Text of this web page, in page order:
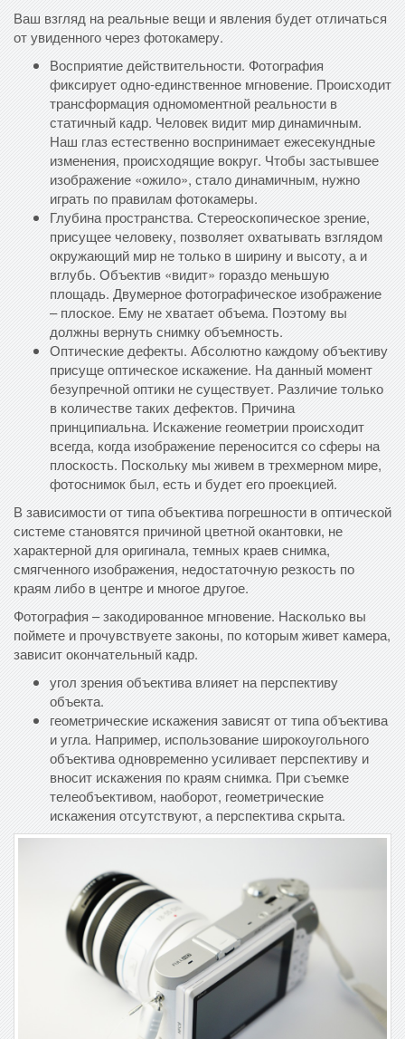
Ваш взгляд на реальные вещи и явления будет отличаться
от увиденного через фотокамеру.
Восприятие действительности. Фотография
фиксирует одно-единственное мгновение. Происходит
трансформация одномоментной реальности в
статичный кадр. Человек видит мир динамичным.
Наш глаз естественно воспринимает ежесекундные
изменения, происходящие вокруг. Чтобы застывшее
изображение «ожило», стало динамичным, нужно
играть по правилам фотокамеры.
Глубина пространства. Стереоскопическое зрение,
присущее человеку, позволяет охватывать взглядом
окружающий мир не только в ширину и высоту, а и
вглубь. Объектив «видит» гораздо меньшую
площадь. Двумерное фотографическое изображение
– плоское. Ему не хватает объема. Поэтому вы
должны вернуть снимку объемность.
Оптические дефекты. Абсолютно каждому объективу
присуще оптическое искажение. На данный момент
безупречной оптики не существует. Различие только
в количестве таких дефектов. Причина
принципиальна. Искажение геометрии происходит
всегда, когда изображение переносится со сферы на
плоскость. Поскольку мы живем в трехмерном мире,
фотоснимок был, есть и будет его проекцией.
В зависимости от типа объектива погрешности в оптической
системе становятся причиной цветной окантовки, не
характерной для оригинала, темных краев снимка,
смягченного изображения, недостаточную резкость по
краям либо в центре и многое другое.
Фотография – закодированное мгновение. Насколько вы
поймете и прочувствуете законы, по которым живет камера,
зависит окончательный кадр.
угол зрения объектива влияет на перспективу
объекта.
геометрические искажения зависят от типа объектива
и угла. Например, использование широкоугольного
объектива одновременно усиливает перспективу и
вносит искажения по краям снимка. При съемке
телеобъективом, наоборот, геометрические
искажения отсутствуют, а перспектива скрыта.